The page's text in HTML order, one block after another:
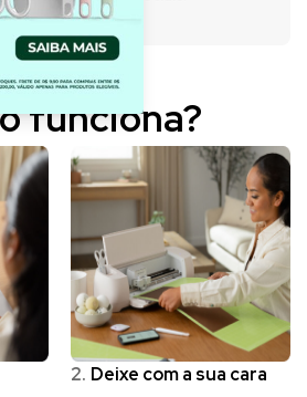
funciona?
2. Deixe com a sua cara